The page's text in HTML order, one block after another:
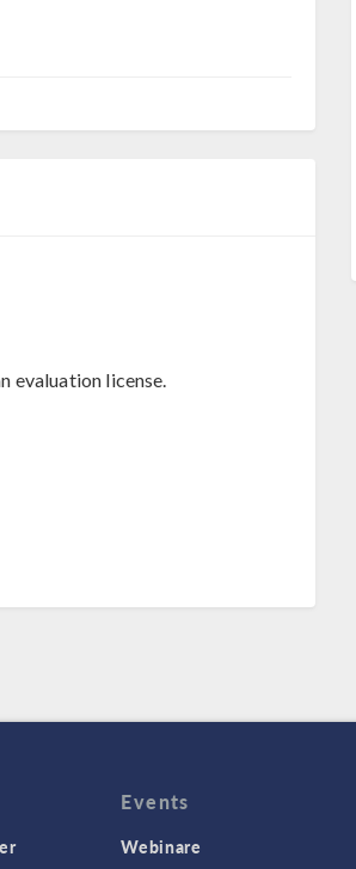
evaluation license.
Events
Webinare